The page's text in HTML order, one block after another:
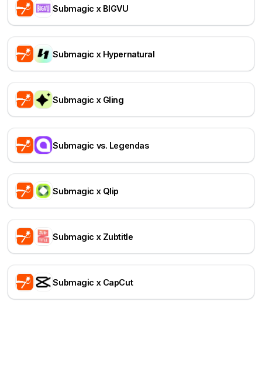
Submagic x BIGVU
Submagic x Hypernatural
Submagic x Gling
Submagic vs. Legendas
Submagic x Qlip
Submagic x Zubtitle
Submagic x CapCut